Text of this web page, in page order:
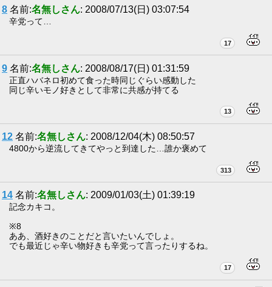
8 名前:名無しさん: 2008/07/13(日) 03:07:54
辛党って…
17
9 名前:名無しさん: 2008/08/17(日) 01:31:59
正直ハバネロ初めて食った時同じぐらい感動した
同じ辛いモノ好きとして非常に共感が持てる
13
12 名前:名無しさん: 2008/12/04(木) 08:50:57
4800から逆流してきてやっと到達した…誰か褒めて
313
14 名前:名無しさん: 2009/01/03(土) 01:39:19
記念カキコ。
※8
ああ、酒好きのことだと言いたいんでしょ。
でも最近じゃ辛い物好きも辛党って言ったりするね。
17